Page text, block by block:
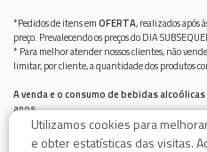
*Pedidos de itens emOFERTA, realizados após
preço. Prevalecendo os preços do DIA
* Para melhor atender nossos clientes, não
limitar, por cliente, a quantidade dos produtos
A venda e o consumo de bebidas
anos.
Bebida alcoólica pode causar dependência
Beba com moderação
Utilizamos cookies para
e obter estatísticas das visitas.